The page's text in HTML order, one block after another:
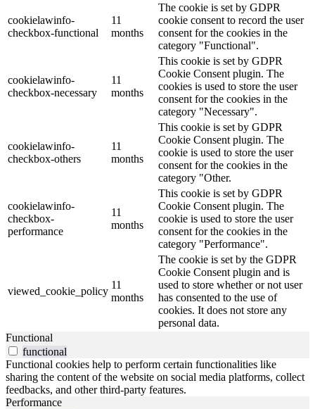
cookielawinfo-
checkbox-functional
11
months
The cookie is set by GDPR
cookie consent to record the user
consent for the cookies in the
category "Functional".
cookielawinfo-
checkbox-necessary
11
months
This cookie is set by GDPR
Cookie Consent plugin. The
cookies is used to store the user
consent for the cookies in the
category "Necessary".
cookielawinfo-
checkbox-others
11
months
This cookie is set by GDPR
Cookie Consent plugin. The
cookie is used to store the user
consent for the cookies in the
category "Other.
cookielawinfo-
checkbox-
performance
11
months
This cookie is set by GDPR
Cookie Consent plugin. The
cookie is used to store the user
consent for the cookies in the
category "Performance".
viewed_cookie_policy
11
months
The cookie is set by the GDPR
Cookie Consent plugin and is
used to store whether or not user
has consented to the use of
cookies. It does not store any
personal data.
Functional
functional
Functional cookies help to perform certain functionalities like
sharing the content of the website on social media platforms, collect
feedbacks, and other third-party features.
Performance